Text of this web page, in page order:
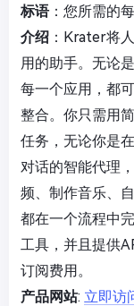
标语：您所需的
介绍 ：Krater将
用的助手。无论
每一个应用，都
整合。你只需用
任务，无论你是
对话的智能代理
频、制作音乐、
都在一个流程中
工具，并且提供
订阅费用。
产品网站: 立即访